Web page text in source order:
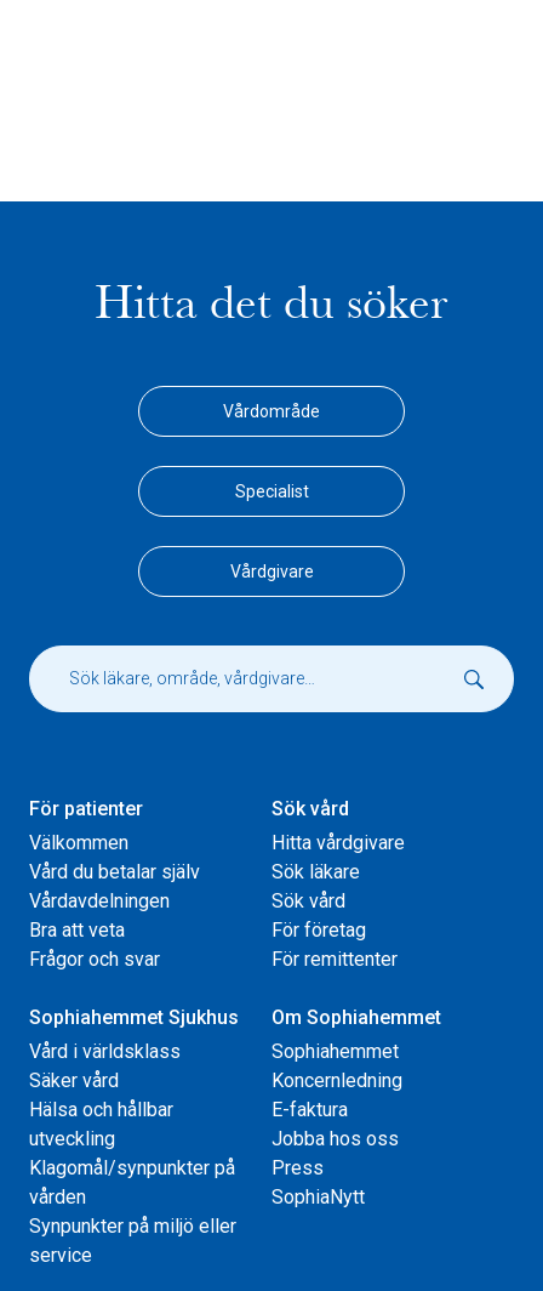
Hitta det du söker
Vårdområde
Specialist
Vårdgivare
För patienter
Välkommen
Vård du betalar själv
Vårdavdelningen
Bra att veta
Frågor och svar
Sök vård
Hitta vårdgivare
Sök läkare
Sök vård
För företag
För remittenter
Sophiahemmet Sjukhus
Vård i världsklass
Säker vård
Hälsa och hållbar
utveckling
Klagomål/synpunkter på
vården
Synpunkter på miljö eller
service
Om Sophiahemmet
Sophiahemmet
Koncernledning
E-faktura
Jobba hos oss
Press
SophiaNytt